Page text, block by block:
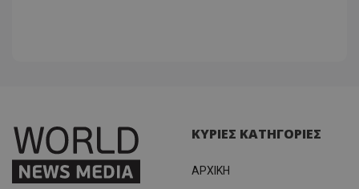
ΚΥΡΙΕΣ ΚΑΤΗΓΟΡΙΕΣ
ΑΡΧΙΚΗ